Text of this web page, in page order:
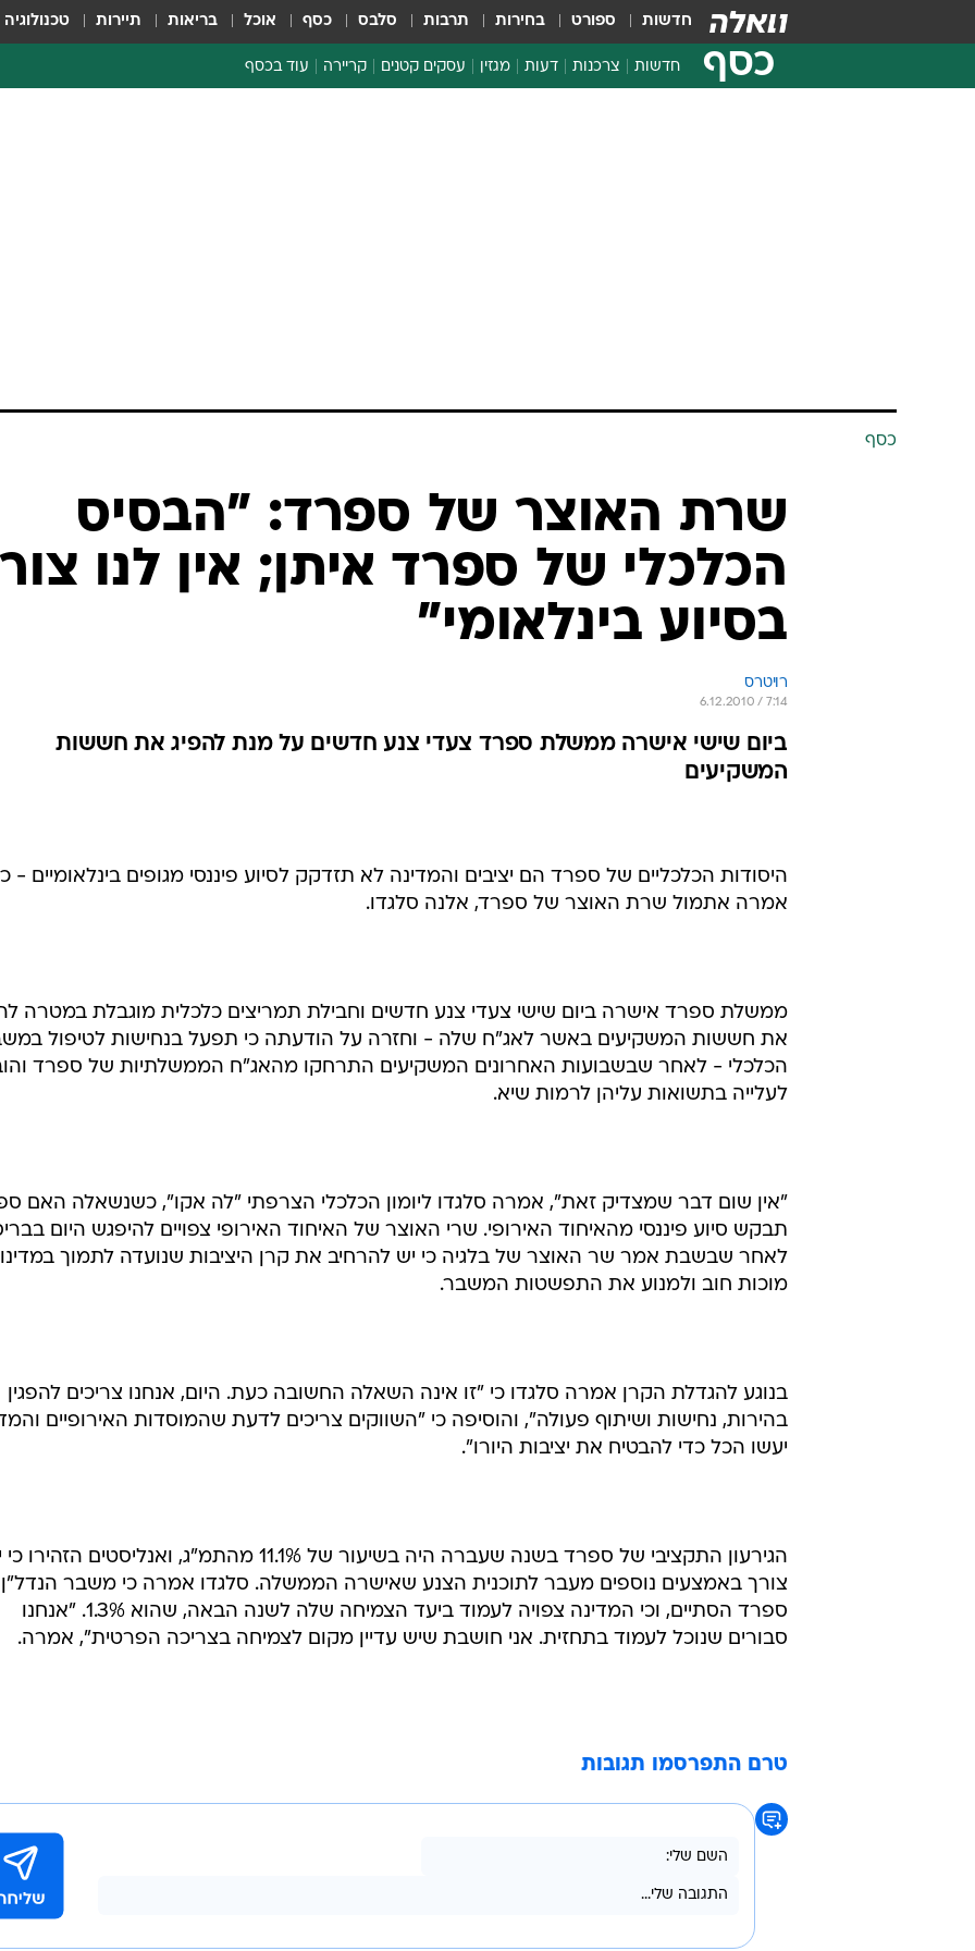
חדשות ספורט בחירות תרבות סלבס כסף אוכל בריאות תיירות טכנולוגיה
כסף חדשות צרכנות דעות מגזין עסקים קטנים קריירה עוד בכסף
כסף
שרת האוצר של ספרד: "הבסיס
הכלכלי של ספרד איתן; אין לנו
בסיוע בינלאומי"
רויטרס
6.12.2010 / 7:14
ביום שישי אישרה ממשלת ספרד צעדי צנע חדשים על מנת להפיג את חששות
המשקיעים
היסודות הכלכליים של ספרד הם יציבים והמדינה לא תזדקק לסיוע פיננסי מגופים בינלאומיים -
אמרה אתמול שרת האוצר של ספרד, אלנה סלגדו.
ממשלת ספרד אישרה ביום שישי צעדי צנע חדשים וחבילת תמריצים כלכלית מוגבלת במטרה
את חששות המשקיעים באשר לאג"ח שלה - וחזרה על הודעתה כי תפעל בנחישות לטיפול
הכלכלי - לאחר שבשבועות האחרונים המשקיעים התרחקו מהאג"ח הממשלתיות של ספרד
לעלייה בתשואות עליהן לרמות שיא.
"אין שום דבר שמצדיק זאת", אמרה סלגדו ליומון הכלכלי הצרפתי "לה אקו", כשנשאלה האם
תבקש סיוע פיננסי מהאיחוד האירופי. שרי האוצר של האיחוד האירופי צפויים להיפגש היום
לאחר שבשבת אמר שר האוצר של בלגיה כי יש להרחיב את קרן היציבות שנועדה לתמוך
מוכות חוב ולמנוע את התפשטות המשבר.
בנוגע להגדלת הקרן אמרה סלגדו כי "זו אינה השאלה החשובה כעת. היום, אנחנו צריכים להפגין
בהירות, נחישות ושיתוף פעולה", והוסיפה כי "השווקים צריכים לדעת שהמוסדות האירופיים
יעשו הכל כדי להבטיח את יציבות היורו".
הגירעון התקציבי של ספרד בשנה שעברה היה בשיעור של 11.1% מהתמ"ג, ואנליסטים
צורך באמצעים נוספים מעבר לתוכנית הצנע שאישרה הממשלה. סלגדו אמרה כי משבר
ספרד הסתיים, וכי המדינה צפויה לעמוד ביעד הצמיחה שלה לשנה הבאה, שהוא 1.3%. "אנחנו
סבורים שנוכל לעמוד בתחזית. אני חושבת שיש עדיין מקום לצמיחה בצריכה הפרטית", אמרה.
טרם התפרסמו תגובות